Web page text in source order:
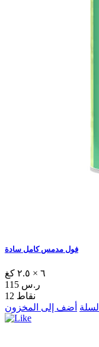
فول مدمس كامل سادة
٦ × ٢.٥ كغ
115 ر.س
12 نقاط
أضف إلى المخزون